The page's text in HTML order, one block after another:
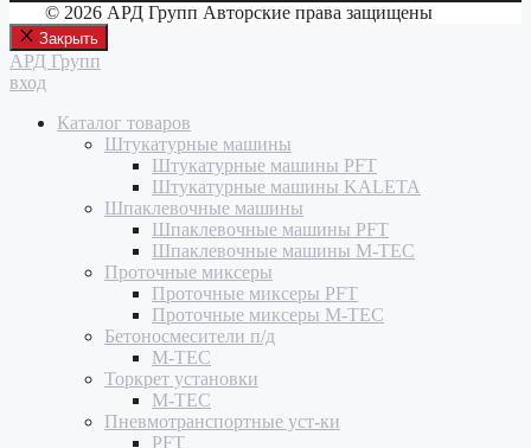
© 2026 АРД Групп Авторские права защищены
Закрыть
АРД Групп
вход
Каталог товаров
Штукатурные машины
Штукатурные машины PFT
Штукатурные машины KALETA
Шпаклевочные машины
Шпаклевочные машины PFT
Шпаклевочные машины M-TEC
Проточные миксеры
Проточные миксеры PFT
Проточные миксеры M-TEC
Бетоносмесители п/д
M-TEC
Торкрет установки
M-TEC
Пневмотранспортные уст-ки
PFT